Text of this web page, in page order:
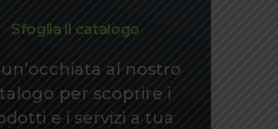
Sfoglia il catalogo
un’occhiata al nostro
per scoprire i
e i servizi a tua